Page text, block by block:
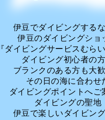
伊豆でダイビングするな
伊豆のダイビングショ
『ダイビングサービスむら
ダイビング初心者の
ブランクのある方も大歓
その日の海に合わせ
ダイビングポイントへご
ダイビングの聖地
伊豆で楽しいダイビング